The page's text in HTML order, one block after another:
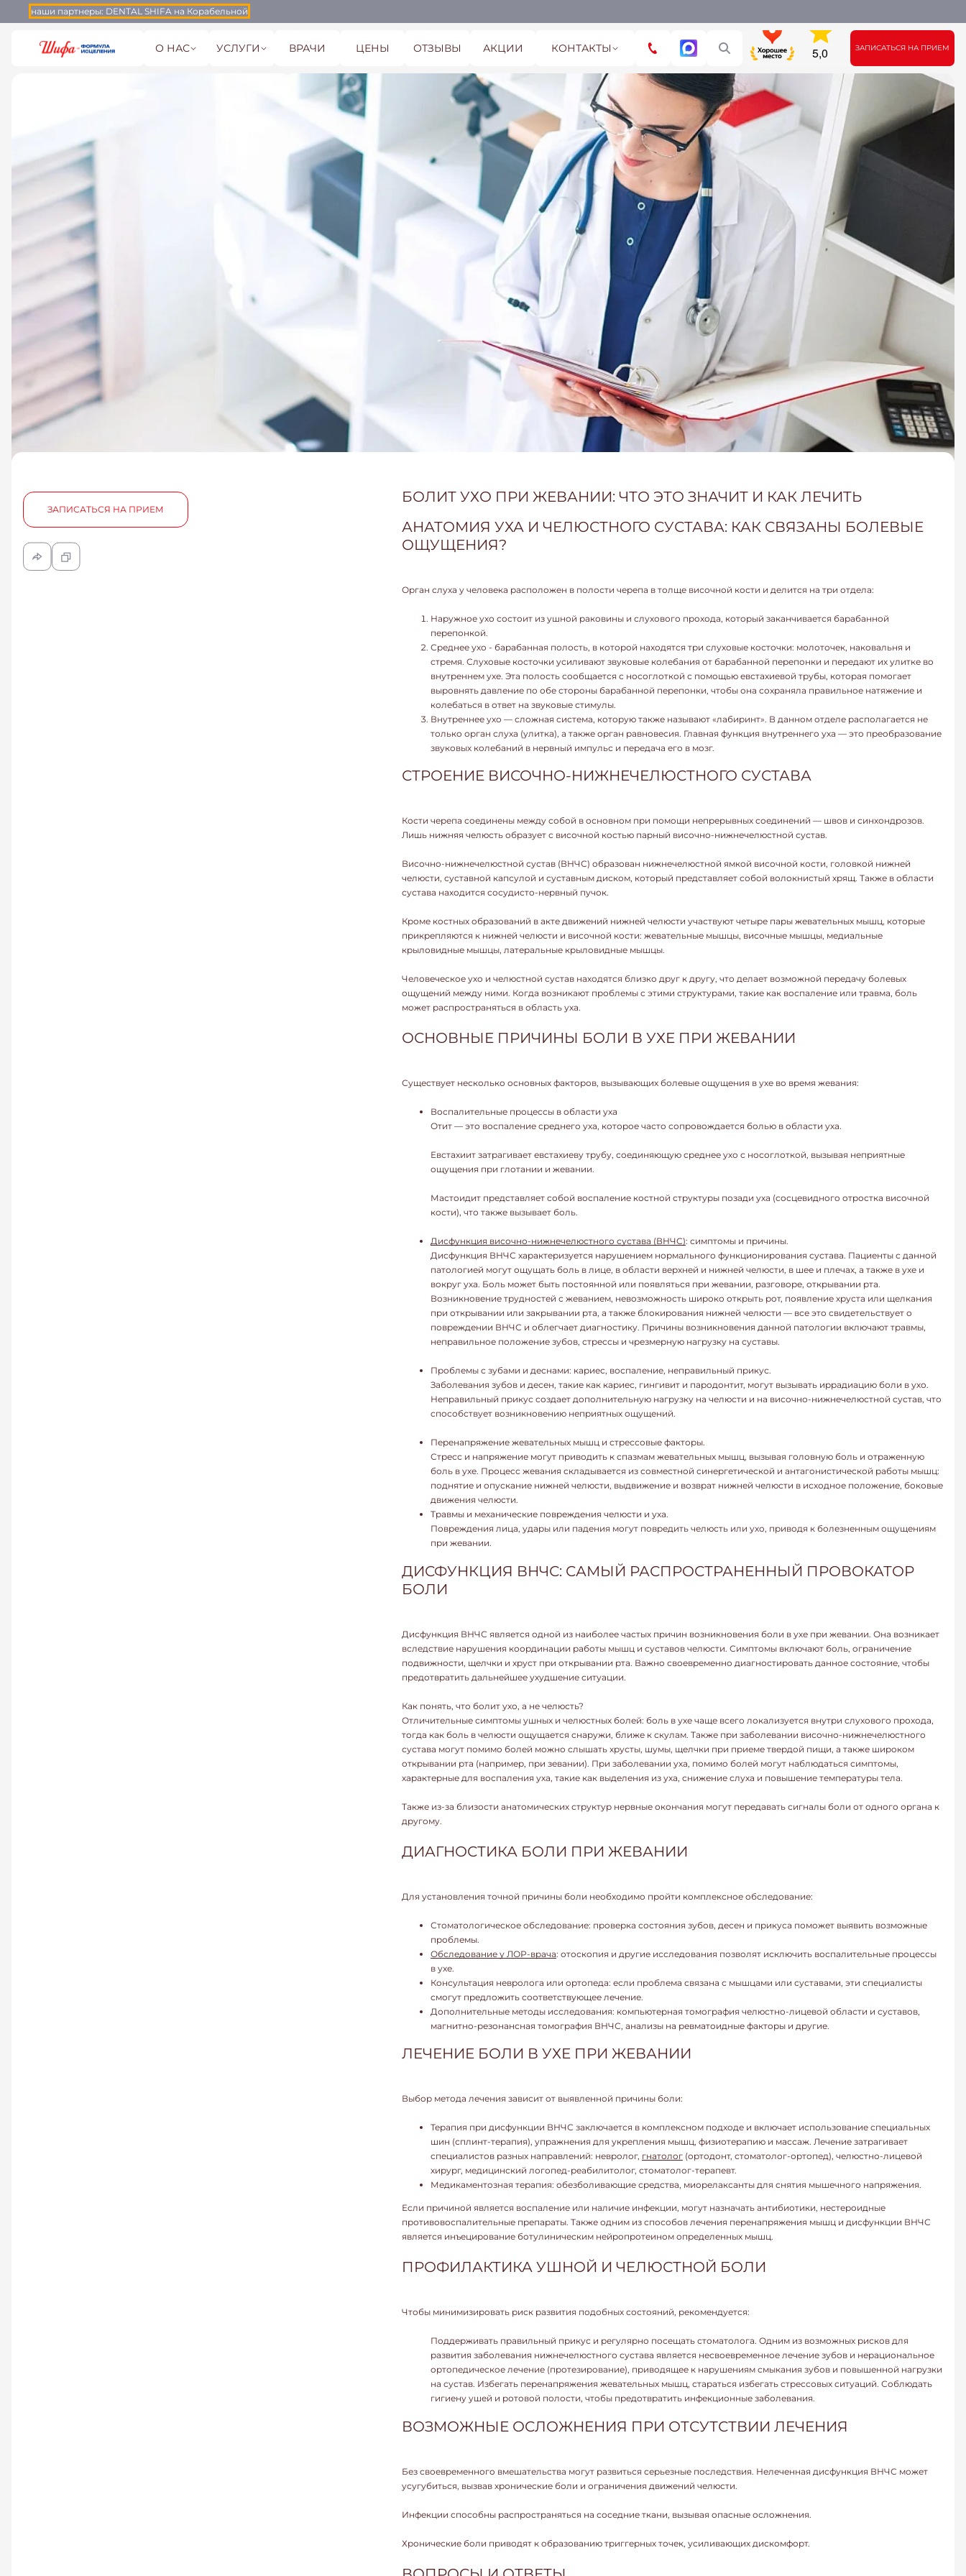
наши партнеры: DENTAL SHIFA на Корабельной
О НАС УСЛУГИ ВРАЧИ ЦЕНЫ ОТЗЫВЫ АКЦИИ КОНТАКТЫ ЗАПИСАТЬСЯ НА ПРИЕМ
ЗАПИСАТЬСЯ НА ПРИЕМ
БОЛИТ УХО ПРИ ЖЕВАНИИ: ЧТО ЭТО ЗНАЧИТ И КАК ЛЕЧИТЬ
АНАТОМИЯ УХА И ЧЕЛЮСТНОГО СУСТАВА: КАК СВЯЗАНЫ БОЛЕВЫЕ
ОЩУЩЕНИЯ?
Орган слуха у человека расположен в полости черепа в толще височной кости и делится на три отдела:
Наружное ухо состоит из ушной раковины и слухового прохода, который заканчивается барабанной
перепонкой.
Среднее ухо - барабанная полость, в которой находятся три слуховые косточки: молоточек, наковальня и
стремя. Слуховые косточки усиливают звуковые колебания от барабанной перепонки и передают их улитке во
внутреннем ухе. Эта полость сообщается с носоглоткой с помощью евстахиевой трубы, которая помогает
выровнять давление по обе стороны барабанной перепонки, чтобы она сохраняла правильное натяжение и
колебаться в ответ на звуковые стимулы.
Внутреннее ухо — сложная система, которую также называют «лабиринт». В данном отделе располагается не
только орган слуха (улитка), а также орган равновесия. Главная функция внутреннего уха — это преобразование
звуковых колебаний в нервный импульс и передача его в мозг.
СТРОЕНИЕ ВИСОЧНО-НИЖНЕЧЕЛЮСТНОГО СУСТАВА
Кости черепа соединены между собой в основном при помощи непрерывных соединений — швов и синхондрозов.
Лишь нижняя челюсть образует с височной костью парный височно-нижнечелюстной сустав.
Височно-нижнечелюстной сустав (ВНЧС) образован нижнечелюстной ямкой височной кости, головкой нижней
челюсти, суставной капсулой и суставным диском, который представляет собой волокнистый хрящ. Также в области
сустава находится сосудисто-нервный пучок.
Кроме костных образований в акте движений нижней челюсти участвуют четыре пары жевательных мышц, которые
прикрепляются к нижней челюсти и височной кости: жевательные мышцы, височные мышцы, медиальные
крыловидные мышцы, латеральные крыловидные мышцы.
Человеческое ухо и челюстной сустав находятся близко друг к другу, что делает возможной передачу болевых
ощущений между ними. Когда возникают проблемы с этими структурами, такие как воспаление или травма, боль
может распространяться в область уха.
ОСНОВНЫЕ ПРИЧИНЫ БОЛИ В УХЕ ПРИ ЖЕВАНИИ
Существует несколько основных факторов, вызывающих болевые ощущения в ухе во время жевания:
Воспалительные процессы в области уха
Отит — это воспаление среднего уха, которое часто сопровождается болью в области уха.
Евстахиит затрагивает евстахиеву трубу, соединяющую среднее ухо с носоглоткой, вызывая неприятные
ощущения при глотании и жевании.
Мастоидит представляет собой воспаление костной структуры позади уха (сосцевидного отростка височной
кости), что также вызывает боль.
Дисфункция височно-нижнечелюстного сустава (ВНЧС): симптомы и причины.
Дисфункция ВНЧС характеризуется нарушением нормального функционирования сустава. Пациенты с данной
патологией могут ощущать боль в лице, в области верхней и нижней челюсти, в шее и плечах, а также в ухе и
вокруг уха. Боль может быть постоянной или появляться при жевании, разговоре, открывании рта.
Возникновение трудностей с жеванием, невозможность широко открыть рот, появление хруста или щелкания
при открывании или закрывании рта, а также блокирования нижней челюсти — все это свидетельствует о
повреждении ВНЧС и облегчает диагностику. Причины возникновения данной патологии включают травмы,
неправильное положение зубов, стрессы и чрезмерную нагрузку на суставы.
Проблемы с зубами и деснами: кариес, воспаление, неправильный прикус.
Заболевания зубов и десен, такие как кариес, гингивит и пародонтит, могут вызывать иррадиацию боли в ухо.
Неправильный прикус создает дополнительную нагрузку на челюсти и на височно-нижнечелюстной сустав, что
способствует возникновению неприятных ощущений.
Перенапряжение жевательных мышц и стрессовые факторы.
Стресс и напряжение могут приводить к спазмам жевательных мышц, вызывая головную боль и отраженную
боль в ухе. Процесс жевания складывается из совместной синергетической и антагонистической работы мышц:
поднятие и опускание нижней челюсти, выдвижение и возврат нижней челюсти в исходное положение, боковые
движения челюсти.
Травмы и механические повреждения челюсти и уха.
Повреждения лица, удары или падения могут повредить челюсть или ухо, приводя к болезненным ощущениям
при жевании.
ДИСФУНКЦИЯ ВНЧС: САМЫЙ РАСПРОСТРАНЕННЫЙ ПРОВОКАТОР
БОЛИ
Дисфункция ВНЧС является одной из наиболее частых причин возникновения боли в ухе при жевании. Она возникает
вследствие нарушения координации работы мышц и суставов челюсти. Симптомы включают боль, ограничение
подвижности, щелчки и хруст при открывании рта. Важно своевременно диагностировать данное состояние, чтобы
предотвратить дальнейшее ухудшение ситуации.
Как понять, что болит ухо, а не челюсть?
Отличительные симптомы ушных и челюстных болей: боль в ухе чаще всего локализуется внутри слухового прохода,
тогда как боль в челюсти ощущается снаружи, ближе к скулам. Также при заболевании височно-нижнечелюстного
сустава могут помимо болей можно слышать хрусты, шумы, щелчки при приеме твердой пищи, а также широком
открывании рта (например, при зевании). При заболевании уха, помимо болей могут наблюдаться симптомы,
характерные для воспаления уха, такие как выделения из уха, снижение слуха и повышение температуры тела.
Также из-за близости анатомических структур нервные окончания могут передавать сигналы боли от одного органа к
другому.
ДИАГНОСТИКА БОЛИ ПРИ ЖЕВАНИИ
Для установления точной причины боли необходимо пройти комплексное обследование:
Стоматологическое обследование: проверка состояния зубов, десен и прикуса поможет выявить возможные
проблемы.
Обследование у ЛОР-врача: отоскопия и другие исследования позволят исключить воспалительные процессы
в ухе.
Консультация невролога или ортопеда: если проблема связана с мышцами или суставами, эти специалисты
смогут предложить соответствующее лечение.
Дополнительные методы исследования: компьютерная томография челюстно-лицевой области и суставов,
магнитно-резонансная томография ВНЧС, анализы на ревматоидные факторы и другие.
ЛЕЧЕНИЕ БОЛИ В УХЕ ПРИ ЖЕВАНИИ
Выбор метода лечения зависит от выявленной причины боли:
Терапия при дисфункции ВНЧС заключается в комплексном подходе и включает использование специальных
шин (сплинт-терапия), упражнения для укрепления мышц, физиотерапию и массаж. Лечение затрагивает
специалистов разных направлений: невролог, гнатолог(ортодонт, стоматолог-ортопед), челюстно-лицевой
хирург, медицинский логопед-реабилитолог, стоматолог-терапевт.
Медикаментозная терапия: обезболивающие средства, миорелаксанты для снятия мышечного напряжения.
Если причиной является воспаление или наличие инфекции, могут назначать антибиотики, нестероидные
противовоспалительные препараты. Также одним из способов лечения перенапряжения мышц и дисфункции ВНЧС
является инъецирование ботулиническим нейропротеином определенных мышц.
ПРОФИЛАКТИКА УШНОЙ И ЧЕЛЮСТНОЙ БОЛИ
Чтобы минимизировать риск развития подобных состояний, рекомендуется:
Поддерживать правильный прикус и регулярно посещать стоматолога. Одним из возможных рисков для
развития заболевания нижнечелюстного сустава является несвоевременное лечение зубов и нерациональное
ортопедическое лечение (протезирование), приводящее к нарушениям смыкания зубов и повышенной нагрузки
на сустав. Избегать перенапряжения жевательных мышц, стараться избегать стрессовых ситуаций. Соблюдать
гигиену ушей и ротовой полости, чтобы предотвратить инфекционные заболевания.
ВОЗМОЖНЫЕ ОСЛОЖНЕНИЯ ПРИ ОТСУТСТВИИ ЛЕЧЕНИЯ
Без своевременного вмешательства могут развиться серьезные последствия. Нелеченная дисфункция ВНЧС может
усугубиться, вызвав хронические боли и ограничения движений челюсти.
Инфекции способны распространяться на соседние ткани, вызывая опасные осложнения.
Хронические боли приводят к образованию триггерных точек, усиливающих дискомфорт.